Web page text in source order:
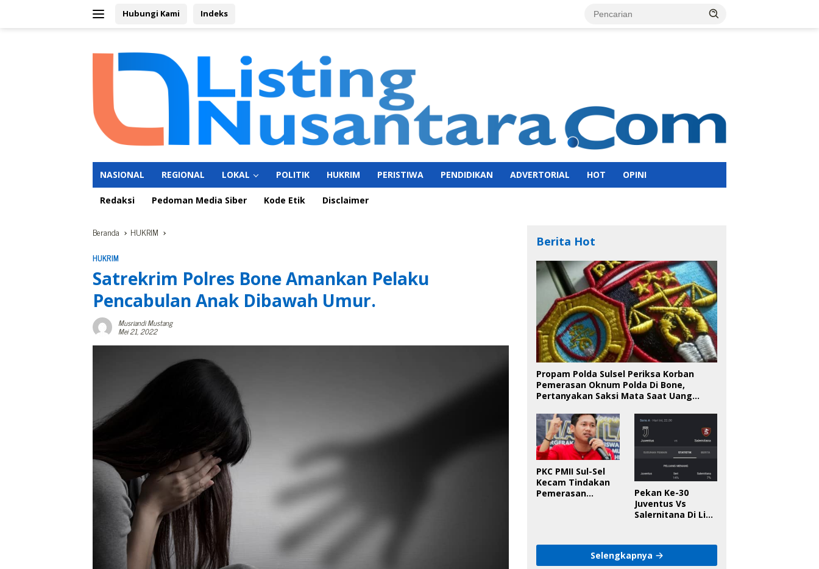
Hubungi Kami Indeks
NASIONAL REGIONAL LOKAL POLITIK HUKRIM PERISTIWA PENDIDIKAN ADVERTORIAL HOT OPINI
Redaksi Pedoman Media Siber Kode Etik Disclaimer
Beranda HUKRIM
HUKRIM
Satrekrim Polres Bone Amankan Pelaku
Pencabulan Anak Dibawah Umur.
Musriandi Mustang
Mei 21, 2022
Berita Hot
Propam Polda Sulsel Periksa Korban
Pemerasan Oknum Polda Di Bone,
Pertanyakan Saksi Mata Saat Uang
PKC PMII Sul-Sel
Kecam Tindakan
Pemerasan
Pekan Ke-30
Juventus Vs
Salernitana Di Liga
Selengkapnya